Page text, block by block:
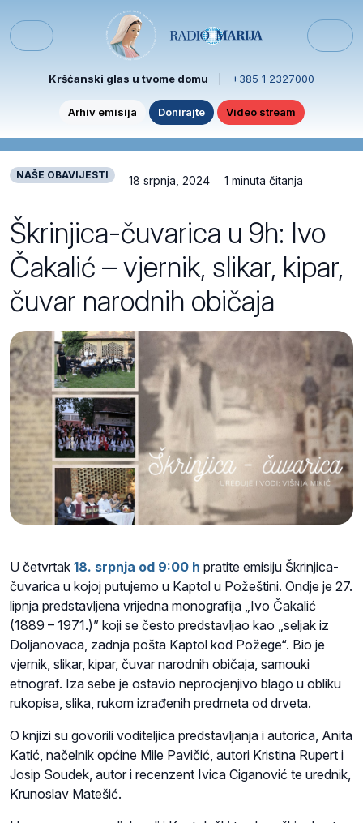
Menu
Kršćanski glas u tvome domu +385 1 2327000
Arhiv emisija Donirajte Video stream
NAŠE OBAVIJESTI 18 srpnja, 2024 1 minuta čitanja
Škrinjica-čuvarica u 9h: Ivo
Čakalić – vjernik, slikar, kipar,
čuvar narodnih običaja
U četvrtak 18. srpnja od 9:00 h pratite emisiju Škrinjica-
čuvarica u kojoj putujemo u Kaptol u Požeštini. Ondje je 27.
lipnja predstavljena vrijedna monografija „Ivo Čakalić
(1889 – 1971.)” koji se često predstavljao kao „seljak iz
Doljanovaca, zadnja pošta Kaptol kod Požege“. Bio je
vjernik, slikar, kipar, čuvar narodnih običaja, samouki
etnograf. Iza sebe je ostavio neprocjenjivo blago u obliku
rukopisa, slika, rukom izrađenih predmeta od drveta.
O knjizi su govorili voditeljica predstavljanja i autorica, Anita
Katić, načelnik općine Mile Pavičić, autori Kristina Rupert i
Josip Soudek, autor i recenzent Ivica Ciganović te urednik,
Krunoslav Matešić.